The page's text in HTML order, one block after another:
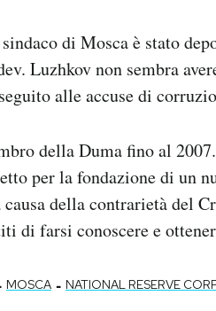
di Mosca è stato
Luzhkov non sembra
alle accuse di
della Duma fino al
per la fondazione di un
della contrarietà del
di farsi conoscere e
MOSCA - NATIONAL RESERVE